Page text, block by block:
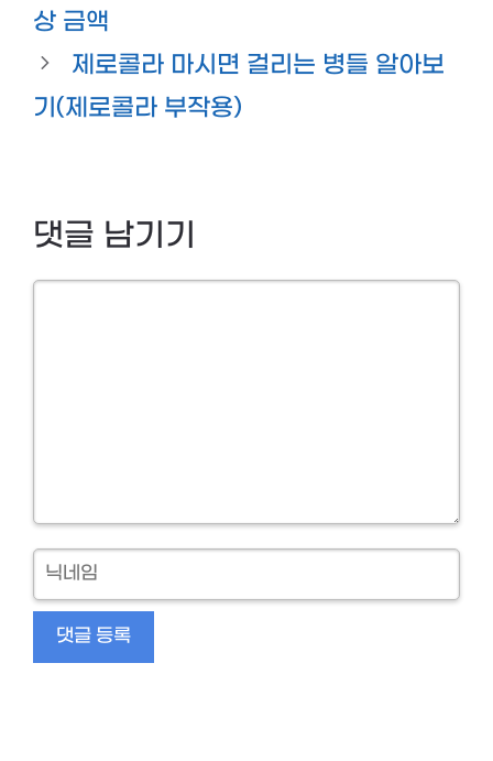
상 금액
제로콜라 마시면 걸리는 병들 알아보
기(제로콜라 부작용)
댓글 남기기
닉
네